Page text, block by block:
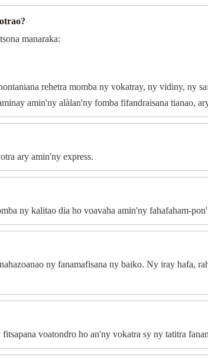
manaraka:
rehetra momba ny vokatray, ny vidiny, ny
amin'ny alàlan'ny fomba fifandraisana tianao,
ary amin'ny express.
ny kalitao dia ho voavaha amin'ny fahafaham-
ny fanamafisana ny baiko. Ny iray hafa,
voatondro ho an'ny vokatra sy ny tatitra